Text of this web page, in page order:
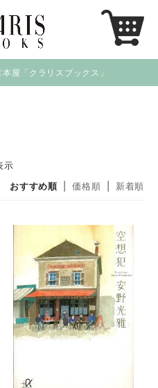
屋「クラリスブックス」
示
おすすめ順
価格順 新着順